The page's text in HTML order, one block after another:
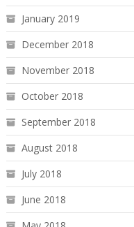
January 2019
December 2018
November 2018
October 2018
September 2018
August 2018
July 2018
June 2018